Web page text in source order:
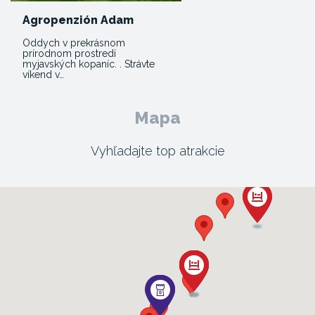
Agropenzión Adam
Oddych v prekrásnom
prírodnom prostredí
myjavských kopaníc. . Strávte
víkend v…
Mapa
Vyhľadajte top atrakcie